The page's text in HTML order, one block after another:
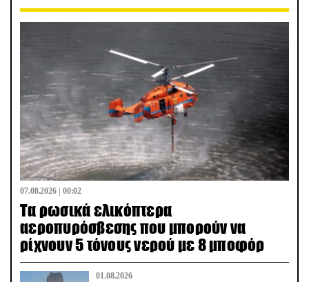
07.08.2026 | 00:02
Τα ρωσικά ελικόπτερα
αεροπυρόσβεσης που μπορούν να
ρίχνουν 5 τόνους νερού με 8 μποφόρ
01.08.2026